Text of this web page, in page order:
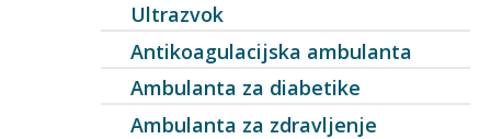
Ultrazvok
Antikoagulacijska ambulanta
Ambulanta za diabetike
Ambulanta za zdravljenje